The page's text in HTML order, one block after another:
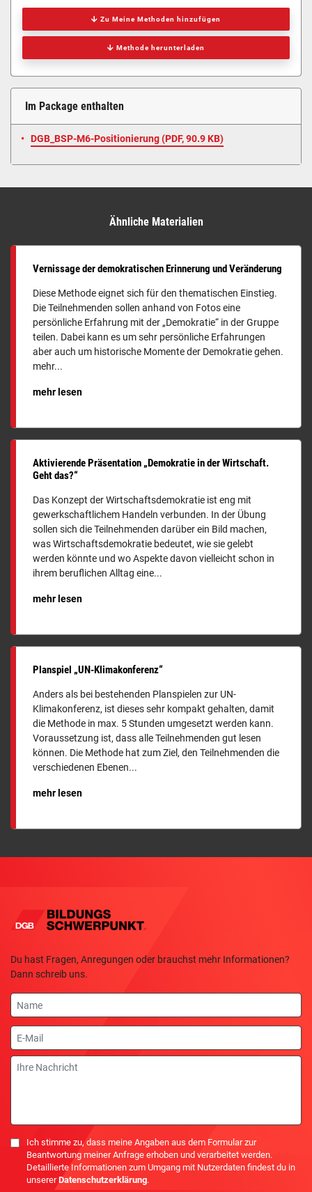
Zu Meine Methoden hinzufügen
Methode herunterladen
Im Package enthalten
DGB_BSP-M6-Positionierung (PDF, 90.9 KB)
Ähnliche Materialien
Vernissage der demokratischen Erinnerung und Veränderung
Diese Methode eignet sich für den thematischen Einstieg.
Die Teilnehmenden sollen anhand von Fotos eine
persönliche Erfahrung mit der „Demokratie“ in der Gruppe
teilen. Dabei kann es um sehr persönliche Erfahrungen
aber auch um historische Momente der Demokratie gehen.
mehr...
mehr lesen
Aktivierende Präsentation „Demokratie in der Wirtschaft.
Geht das?“
Das Konzept der Wirtschaftsdemokratie ist eng mit
gewerkschaftlichem Handeln verbunden. In der Übung
sollen sich die Teilnehmenden darüber ein Bild machen,
was Wirtschaftsdemokratie bedeutet, wie sie gelebt
werden könnte und wo Aspekte davon vielleicht schon in
ihrem beruflichen Alltag eine...
mehr lesen
Planspiel „UN-Klimakonferenz“
Anders als bei bestehenden Planspielen zur UN-
Klimakonferenz, ist dieses sehr kompakt gehalten, damit
die Methode in max. 5 Stunden umgesetzt werden kann.
Voraussetzung ist, dass alle Teilnehmenden gut lesen
können. Die Methode hat zum Ziel, den Teilnehmenden die
verschiedenen Ebenen...
mehr lesen
Du hast Fragen, Anregungen oder brauchst mehr Informationen?
Dann schreib uns.
Name
E-
Mail
Nachricht
Einwilligung
Ich stimme zu, dass meine Angaben aus dem Formular zur
Beantwortung meiner Anfrage erhoben und verarbeitet werden.
Detaillierte Informationen zum Umgang mit Nutzerdaten findest du in
unsererDatenschutzerklärung.